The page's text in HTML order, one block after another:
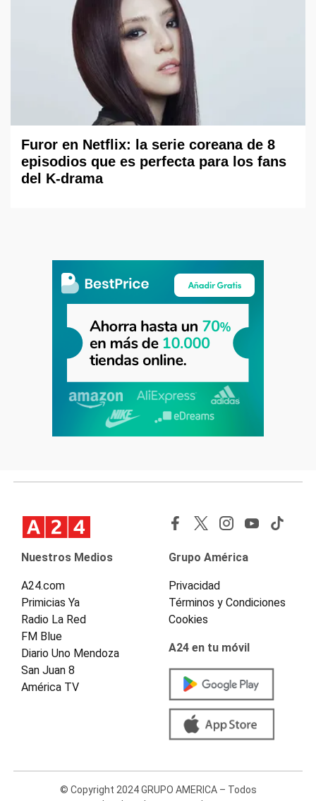
Furor en Netflix: la serie coreana de 8
episodios que es perfecta para los fans
del K-drama
Nuestros Medios
A24.com
Primicias Ya
Radio La Red
FM Blue
Diario Uno Mendoza
San Juan 8
América TV
Grupo América
Privacidad
Términos y Condiciones
Cookies
A24 en tu móvil
© Copyright 2024 GRUPO AMERICA – Todos